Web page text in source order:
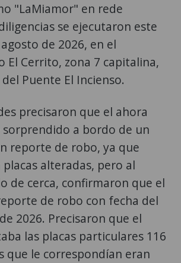
"LaMiamor" en rede
se ejecutaron este
de 2026, en el
El Cerrito, zona 7 capitalina,
Puente El Incienso.
precisaron que el ahora
a bordo de un
reporte de robo, ya que
alteradas, pero al
de cerca, confirmaron que el
de robo con fecha del
2026. Precisaron que el
las placas particulares 116
que le correspondían eran